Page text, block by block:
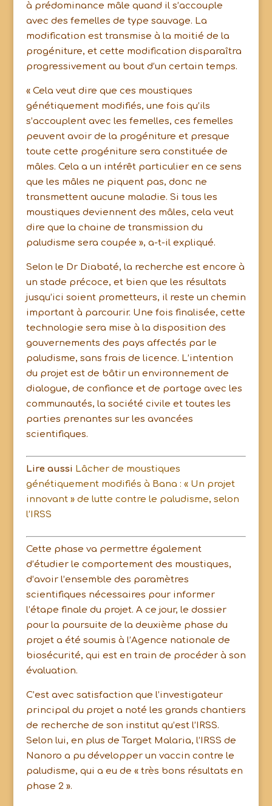
à prédominance mâle quand il s’accouple
avec des femelles de type sauvage. La
modification est transmise à la moitié de la
progéniture, et cette modification disparaîtra
progressivement au bout d’un certain temps.
« Cela veut dire que ces moustiques
génétiquement modifiés, une fois qu’ils
s’accouplent avec les femelles, ces femelles
peuvent avoir de la progéniture et presque
toute cette progéniture sera constituée de
mâles. Cela a un intérêt particulier en ce sens
que les mâles ne piquent pas, donc ne
transmettent aucune maladie. Si tous les
moustiques deviennent des mâles, cela veut
dire que la chaine de transmission du
paludisme sera coupée », a-t-il expliqué.
Selon le Dr Diabaté, la recherche est encore à
un stade précoce, et bien que les résultats
jusqu’ici soient prometteurs, il reste un chemin
important à parcourir. Une fois finalisée, cette
technologie sera mise à la disposition des
gouvernements des pays affectés par le
paludisme, sans frais de licence. L’intention
du projet est de bâtir un environnement de
dialogue, de confiance et de partage avec les
communautés, la société civile et toutes les
parties prenantes sur les avancées
scientifiques.
Lire aussi Lâcher de moustiques
génétiquement modifiés à Bana : « Un projet
innovant » de lutte contre le paludisme, selon
l’IRSS
Cette phase va permettre également
d’étudier le comportement des moustiques,
d’avoir l’ensemble des paramètres
scientifiques nécessaires pour informer
l’étape finale du projet. A ce jour, le dossier
pour la poursuite de la deuxième phase du
projet a été soumis à l’Agence nationale de
biosécurité, qui est en train de procéder à son
évaluation.
C’est avec satisfaction que l’investigateur
principal du projet a noté les grands chantiers
de recherche de son institut qu’est l’IRSS.
Selon lui, en plus de Target Malaria, l’IRSS de
Nanoro a pu développer un vaccin contre le
paludisme, qui a eu de « très bons résultats en
phase 2 ».